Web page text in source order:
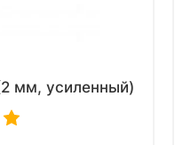
мм, усиленный)